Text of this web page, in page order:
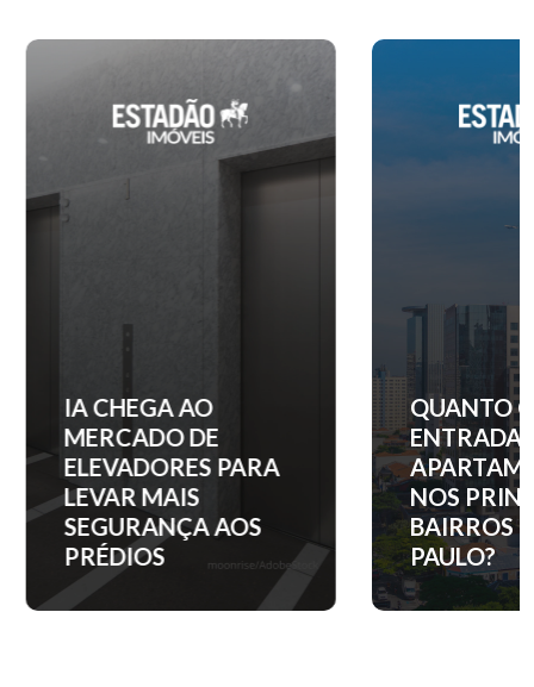
IA CHEGA AO
MERCADO DE
ELEVADORES PARA
LEVAR MAIS
SEGURANÇA AOS
PRÉDIOS
QUANTO
ENTRADA
NOS
BAIRROS
PAULO?